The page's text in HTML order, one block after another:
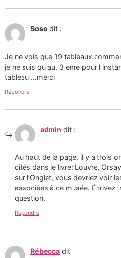
Soso dit :
Je ne vois que 19 tableaux
je ne suis qu au. 3 eme pour l
tableau …merci
Répondre
admin dit :
Au haut de la page, il y a trois
cités dans le livre: Louvre,
sur l’Onglet, vous devriez voir
associées à ce musée.
question.
Répondre
Rébecca dit :